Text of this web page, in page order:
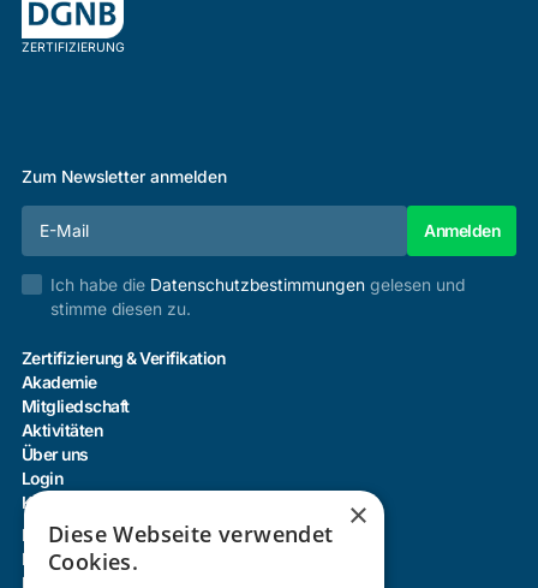
ZERTIFIZIERUNG
Zum Newsletter anmelden
Ich habe die Datenschutzbestimmungen gelesen und
stimme diesen zu.
Zertifizierung & Verifikation
Akademie
Mitgliedschaft
Aktivitäten
Über uns
Login
Kontakt
Impressum
Datenschutz
Barrierefreiheitserklärung
×
Diese Webseite verwendet
Cookies.